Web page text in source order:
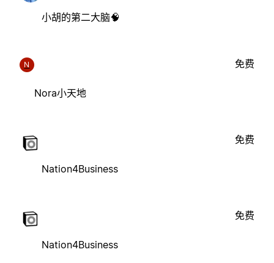
小胡的第二大脑🧠
N
Nora小天地
免费
Nation4Business
免费
Nation4Business
免费